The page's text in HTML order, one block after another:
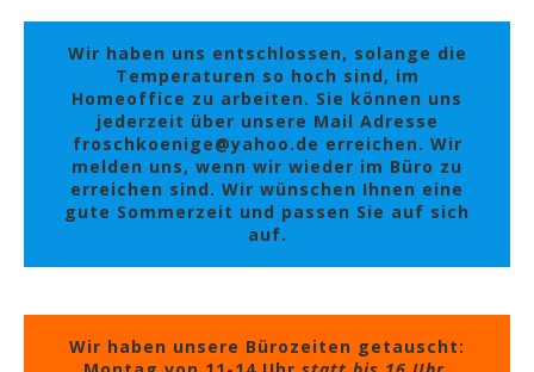
Wir haben uns entschlossen, solange die
Temperaturen so hoch sind, im
Homeoffice zu arbeiten. Sie können uns
jederzeit über unsere Mail Adresse
froschkoenige@yahoo.de erreichen. Wir
melden uns, wenn wir wieder im Büro zu
erreichen sind. Wir wünschen Ihnen eine
gute Sommerzeit und passen Sie auf sich
auf.
Wir haben unsere Bürozeiten getauscht: